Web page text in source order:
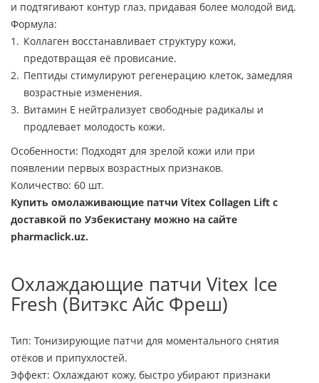
и подтягивают контур глаз, придавая более молодой вид.
Формула:
Коллаген восстанавливает структуру кожи,
предотвращая её провисание.
Пептиды стимулируют регенерацию клеток, замедляя
возрастные изменения.
Витамин E нейтрализует свободные радикалы и
продлевает молодость кожи.
Особенности: Подходят для зрелой кожи или при
появлении первых возрастных признаков.
Количество: 60 шт.
Купить омолаживающие патчи Vitex Collagen Lift с
доставкой по Узбекистану можно на сайте
pharmaclick.uz.
Охлаждающие патчи Vitex Ice
Fresh (Витэкс Айс Фреш)
Тип: Тонизирующие патчи для моментального снятия
отёков и припухлостей.
Эффект: Охлаждают кожу, быстро убирают признаки